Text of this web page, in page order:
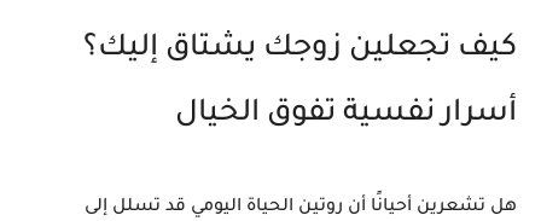
كيف تجعلين زوجك يشتاق إليك؟
أسرار نفسية تفوق الخيال
هل تشعرين أحيانًا أن روتين الحياة اليومي قد تسلل إلى